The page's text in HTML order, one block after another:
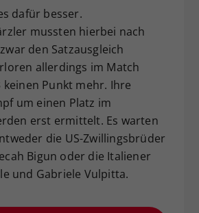
dafür besser.
mussten hierbei nach
den Satzausgleich
allerdings im Match
keinen Punkt mehr. Ihre
um einen Platz im
erst ermittelt. Es warten
die US-Zwillingsbrüder
Bigun oder die Italiener
und Gabriele Vulpitta.